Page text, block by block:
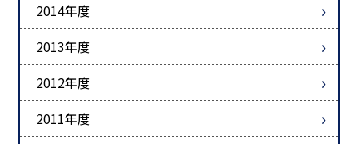
2014年度
2013年度
2012年度
2011年度